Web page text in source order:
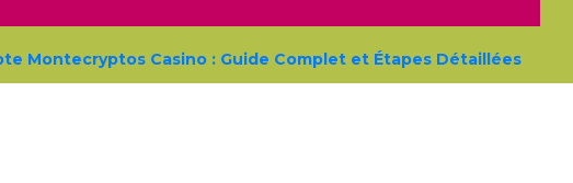
Montecryptos Casino : Guide Complet et Étapes Détaillées